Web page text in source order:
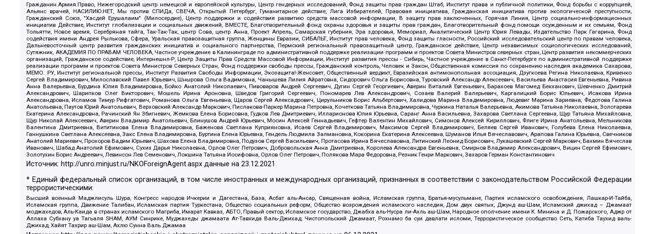
Гражданин.Армия.Право, Нижегородский центр немецкой и европейской культуры, Центр гендерных исследований, Фонд защиты прав граждан Штаб, Институт права и публичной политики, Фонд борьбы с коррупцией,
Альянс врачей, НАСИЛИЮ.НЕТ, Мы против СПИДа, СВЕЧА, Открытый Петербург, Гуманитарное действие, Лига Избирателей, Правовая инициатива, Гражданская инициатива против экологической преступности,
Гражданский Союз, "Хасдей Ерушалаим" (Милосердие), Центр поддержки и содействия развитию средств массовой информации, В защиту прав заключенных, Горячая Линия, Центр социально-информационных
инициатив Действие, Институт глобализации и социальных движений, ВМЕСТЕ, Благотворительный фонд охраны здоровья и защиты прав граждан, Благотворительный фонд помощи осужденным и их семьям, Фонд
Тольятти, Новое время, Серебряная тайга, Так-Так-Так, центр Сова, центр Анна, Проект Апрель, Самарская губерния, Эра здоровья, Мемориал, Аналитический Центр Юрия Левады, Издательство Парк Гагарина, Фонд
содействия имени Андрея Рылькова, Сфера, Уральская правозащитная группа, Женщины Евразии, СИБАЛЬТ, Институт прав человека, Фонд защиты гласности, Российский исследовательский центр по правам человека,
Дальневосточный центр развития гражданских инициатив и социального партнерства, Пермский региональный правозащитный центр, Гражданское действие, Центр независимых социологических исследований,
Сутяжник, АКАДЕМИЯ ПО ПРАВАМ ЧЕЛОВЕКА, Частное учреждение в Калининграде по административной поддержке реализации программ и проектов Совета Министров северных стран, Центр развития некоммерческих
организаций, Гражданское содействие, Интернешнл-Р, Центр Защиты Прав Средств Массовой Информации, Институт развития прессы - Сибирь, Частное учреждение в Санкт-Петербурге по административной поддержке
реализации программ и проектов Совета Министров Северных Стран, Фонд поддержки свободы прессы, Гражданский контроль, Человек и Закон, Общественная комиссия по сохранению наследия академика Сахарова,
МЕМО. РУ, Институт региональной прессы, Институт Развития Свободы Информации, Экозащита!-Женсовет, Общественный вердикт, Евразийская антимонопольная ассоциация, Дзугкоева Регина Николаевна, Кривенко
Сергей Владимирович, Милославский Павел Юрьевич, Шнырова Ольга Вадимовна, Чанышева Лилия Айратовна, Сидорович Ольга Борисовна, Туровский Александр Алексеевич, Васильева Анастасия Евгеньевна, Ривина
Анна Валерьевна, Бурдина Юлия Владимировна, Бойко Анатолий Николаевич, Пивоваров Андрей Сергеевич, Дугин Сергей Георгиевич, Аверин Виталий Евгеньевич, Барахоев Магомед Бекханович, Шевченко Дмитрий
Александрович, Шарипков Олег Викторович, Мошель Ирина Ароновна, Шведов Григорий Сергеевич, Пономарев Лев Александрович, Созаев Валерий Валерьевич, Каргалицкий Борис Юльевич, Исакова Ирина
Александровна, Исламов Тимур Рифгатович, Романова Ольга Евгеньевна, Щаров Сергей Алексадрович, Цирульников Борис Альбертович, Халидова Марина Владимировна, Людевиг Марина Зариевна, Федотова Галина
Анатольевна, Паутов Юрий Анатольевич, Верховский Александр Маркович, Пислакова-Паркер Марина Петровна, Кочеткова Татьяна Владимировна, Чуркина Наталья Валерьевна, Акимова Татьяна Николаевна, Золотарева
Екатерина Александровна, Рачинский Ян Збигневич, Жемкова Елена Борисовна, Гудков Лев Дмитриевич, Илларионова Юлия Юрьевна, Саранг Анна Васильевна, Захарова Светлана Сергеевна, Щур Татьяна Михайловна,
Щур Николай Алексеевич, Аверин Владимир Анатольевич, Блинушов Андрей Юрьевич, Мосин Алексей Геннадьевич, Гефтер Валентин Михайлович, Симонов Алексей Кириллович, Флиге Ирина Анатольевна, Мельникова
Валентина Дмитриевна, Вититинова Елена Владимировна, Баженова Светлана Куприяновна, Исаев Сергей Владимирович, Максимов Сергей Владимирович, Беляев Сергей Иванович, Голубева Елена Николаевна,
Ганнушкина Светлана Алексеевна, Закс Елена Владимировна, Буртина Елена Юрьевна, Гендель Людмила Залмановна, Кокорина Екатерина Алексеевна, Шуманов Илья Вячеславович, Арапова Галина Юрьевна, Свечников
Анатолий Мариевич, Прохоров Вадим Юрьевич, Шахова Елена Владимировна, Подузов Сергей Васильевич, Протасова Ирина Вячеславовна, Литинский Леонид Борисович, Лукашевский Сергей Маркович, Бахмин Вячеслав
Иванович, Шабад Анатолий Ефимович, Сухих Дарья Николаевна, Орлов Олег Петрович, Добровольская Анна Дмитриевна, Королева Александра Евгеньевна, Смирнов Владимир Александрович, Вицин Сергей Ефимович,
Золотухин Борис Андреевич, Левинсон Лев Семенович, Локшина Татьяна Иосифовна, Орлов Олег Петрович, Полякова Мара Федоровна, Резник Генри Маркович, Захаров Герман Константинович
Источник: http://unro.minjust.ru/NKOForeignAgent.aspx данные на23.12.2021
* Единый федеральный список организаций, в том числе иностранных и международных организаций, признанных в соответствии с законодательством Российской Федерации
террористическими:
Высший военный Маджлисуль Шура, Конгресс народов Ичкерии и Дагестана, База, Асбат аль-Ансар, Священная война, Исламская группа, Братья-мусульмане, Партия исламского освобождения, Лашкар-И-Тайба,
Исламская группа, Движение Талибан, Исламская партия Туркестана, Общество социальных реформ, Общество возрождения исламского наследия, Дом двух святых, Джунд аш-Шам, Исламский джихад – Джамаат
моджахедов, Аль-Каида в странах исламского Магриба, Имарат Кавказ, АБТО, Правый сектор, Исламское государство, Джабха аль-Нусра ли-Ахль аш-Шам, Народное ополчение имени К. Минина и Д. Пожарского, Аджр от
Аллаха Субхану уа Тагьаля SHAM, АУМ Синрике, Муджахеды джамаата Ат-Тавхида Валь-Джихад, Чистопольский Джамаат, Рохнамо ба суи давлати исломи, Террористическое сообщество Сеть, Катиба Таухид валь-
Джихад, Хайят Тахрир аш-Шам, Ахлю Сунна Валь Джамаа